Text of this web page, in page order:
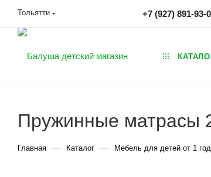
Тольятти +7 (927) 891-93-
Пружинные матрасы
Главная — Каталог — Мебель для детей от 1